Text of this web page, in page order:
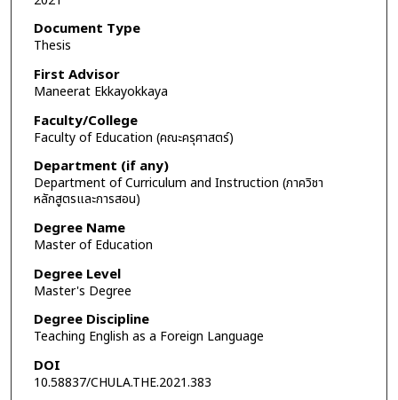
Document Type
Thesis
First Advisor
Maneerat Ekkayokkaya
Faculty/College
Faculty of Education (คณะครุศาสตร์)
Department (if any)
Department of Curriculum and Instruction (ภาควิชา
หลักสูตรและการสอน)
Degree Name
Master of Education
Degree Level
Master's Degree
Degree Discipline
Teaching English as a Foreign Language
DOI
10.58837/CHULA.THE.2021.383